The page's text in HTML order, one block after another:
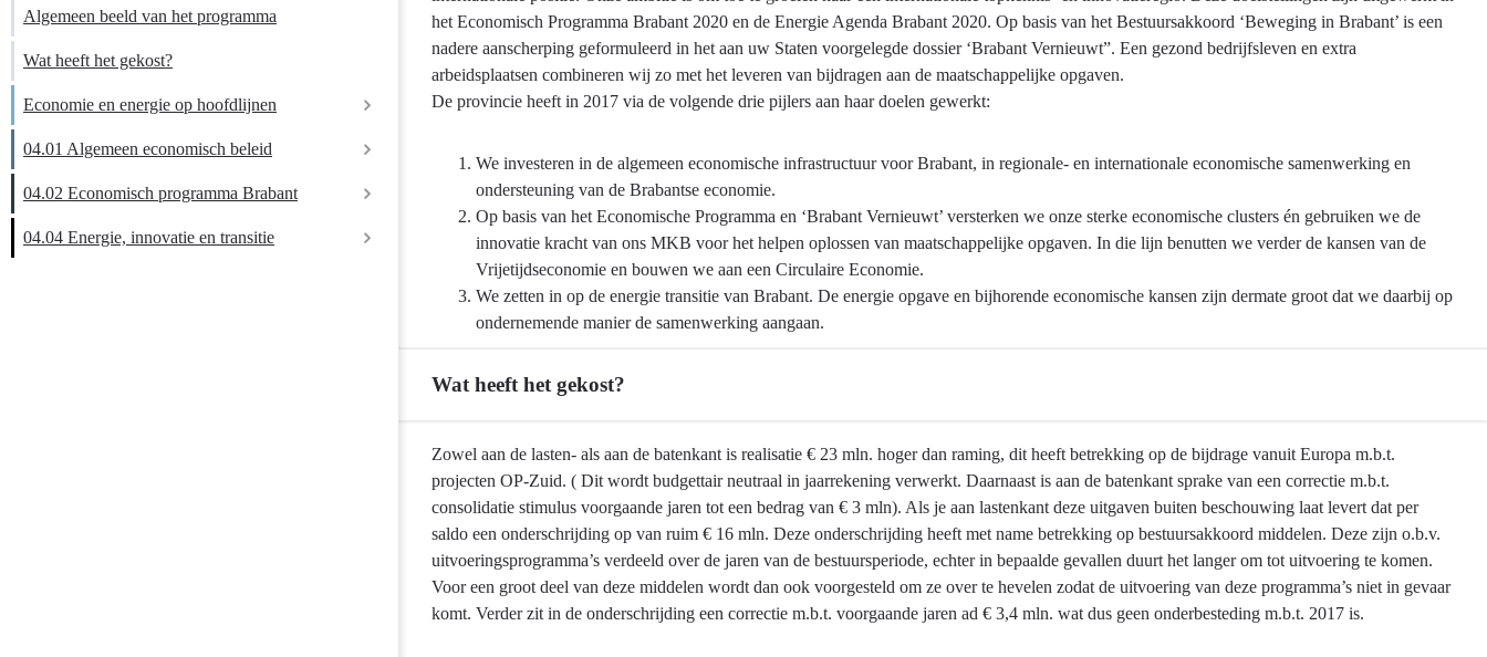
Algemeen beeld van het programma
Wat heeft het gekost?
Economie en energie op hoofdlijnen
Hebben we bereikt wat we wilden bereiken?
Wat hebben we daarvoor gedaan?
04.01 Algemeen economisch beleid
04.02 Economisch programma Brabant
04.04 Energie, innovatie en transitie
navigatie
Programma
het Economisch Programma Brabant 2020 en de Energie Agenda Brabant 2020. Op basis van het Bestuursakkoord ‘Beweging in Brabant’ is een
nadere aanscherping geformuleerd in het aan uw Staten voorgelegde dossier ‘Brabant Vernieuwt”. Een gezond bedrijfsleven en extra
arbeidsplaatsen combineren wij zo met het leveren van bijdragen aan de maatschappelijke opgaven.
De provincie heeft in 2017 via de volgende drie pijlers aan haar doelen gewerkt:
We investeren in de algemeen economische infrastructuur voor Brabant, in regionale- en internationale economische samenwerking en
ondersteuning van de Brabantse economie.
Op basis van het Economische Programma en ‘Brabant Vernieuwt’ versterken we onze sterke economische clusters én gebruiken we de
innovatie kracht van ons MKB voor het helpen oplossen van maatschappelijke opgaven. In die lijn benutten we verder de kansen van de
Vrijetijdseconomie en bouwen we aan een Circulaire Economie.
We zetten in op de energie transitie van Brabant. De energie opgave en bijhorende economische kansen zijn dermate groot dat we daarbij op
ondernemende manier de samenwerking aangaan.
Wat heeft het gekost?
Terug
navigatie
Programma
Economie
Zowel aan de lasten- als aan de batenkant is realisatie € 23 mln. hoger dan raming, dit heeft betrekking op de bijdrage vanuit Europa m.b.t.
projecten OP-Zuid. ( Dit wordt budgettair neutraal in jaarrekening verwerkt. Daarnaast is aan de batenkant sprake van een correctie m.b.t.
consolidatie stimulus voorgaande jaren tot een bedrag van € 3 mln). Als je aan lastenkant deze uitgaven buiten beschouwing laat levert dat per
saldo een onderschrijding op van ruim € 16 mln. Deze onderschrijding heeft met name betrekking op bestuursakkoord middelen. Deze zijn o.b.v.
uitvoeringsprogramma’s verdeeld over de jaren van de bestuursperiode, echter in bepaalde gevallen duurt het langer om tot uitvoering te komen.
Voor een groot deel van deze middelen wordt dan ook voorgesteld om ze over te hevelen zodat de uitvoering van deze programma’s niet in gevaar
komt. Verder zit in de onderschrijding een correctie m.b.t. voorgaande jaren ad € 3,4 mln. wat dus geen onderbesteding m.b.t. 2017 is.